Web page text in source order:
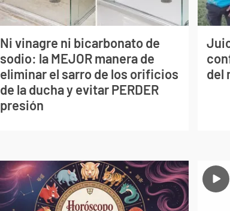
Ni vinagre ni bicarbonato de
sodio: la MEJOR manera de
eliminar el sarro de los orificios
de la ducha y evitar PERDER
presión
del